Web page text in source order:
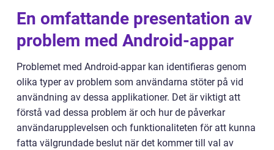
En omfattande presentation av
problem med Android-appar
Problemet med Android-appar kan identifieras genom
olika typer av problem som användarna stöter på vid
användning av dessa applikationer. Det är viktigt att
förstå vad dessa problem är och hur de påverkar
användarupplevelsen och funktionaliteten för att kunna
fatta välgrundade beslut när det kommer till val av